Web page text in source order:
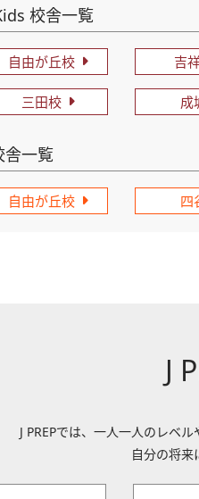
校舎一覧
自由が丘校 吉
三田校 成
舎一覧
自由が丘校 四
J
J PREPでは、一人一人のレベ
自分の将来